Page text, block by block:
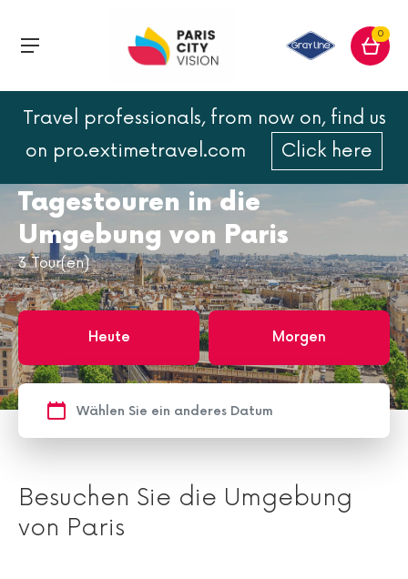
0
Travel professionals, from now on, find us
on pro.extimetravel.com
Click here
Paris
Tagestouren in die Umgebung von Paris
Tagestouren in die
Umgebung von Paris
3 Tour(en)
Heute Morgen
Besuchen Sie die Umgebung
von Paris